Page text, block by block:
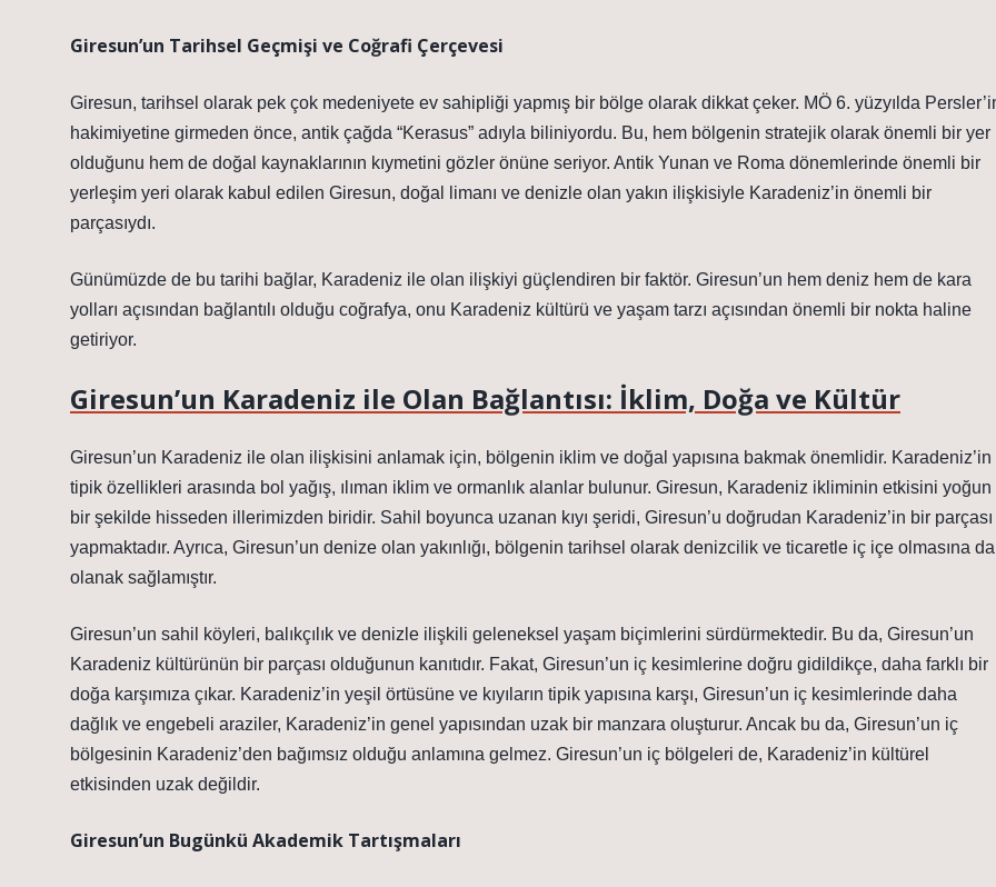
Giresun’un Tarihsel Geçmişi ve Coğrafi Çerçevesi
Giresun, tarihsel olarak pek çok medeniyete ev sahipliği yapmış bir bölge olarak dikkat çeker. MÖ 6. yüzyılda
hakimiyetine girmeden önce, antik çağda “Kerasus” adıyla biliniyordu. Bu, hem bölgenin stratejik olarak önemli bir yer
olduğunu hem de doğal kaynaklarının kıymetini gözler önüne seriyor. Antik Yunan ve Roma dönemlerinde önemli bir
yerleşim yeri olarak kabul edilen Giresun, doğal limanı ve denizle olan yakın ilişkisiyle Karadeniz’in önemli bir
parçasıydı.
Günümüzde de bu tarihi bağlar, Karadeniz ile olan ilişkiyi güçlendiren bir faktör. Giresun’un hem deniz hem de kara
yolları açısından bağlantılı olduğu coğrafya, onu Karadeniz kültürü ve yaşam tarzı açısından önemli bir nokta haline
getiriyor.
Giresun’un Karadeniz ile Olan Bağlantısı: İklim, Doğa ve Kültür
Giresun’un Karadeniz ile olan ilişkisini anlamak için, bölgenin iklim ve doğal yapısına bakmak önemlidir. Karadeniz’in
tipik özellikleri arasında bol yağış, ılıman iklim ve ormanlık alanlar bulunur. Giresun, Karadeniz ikliminin etkisini yoğun
bir şekilde hisseden illerimizden biridir. Sahil boyunca uzanan kıyı şeridi, Giresun’u doğrudan Karadeniz’in bir parçası
yapmaktadır. Ayrıca, Giresun’un denize olan yakınlığı, bölgenin tarihsel olarak denizcilik ve ticaretle iç içe olmasına da
olanak sağlamıştır.
Giresun’un sahil köyleri, balıkçılık ve denizle ilişkili geleneksel yaşam biçimlerini sürdürmektedir. Bu da, Giresun’un
Karadeniz kültürünün bir parçası olduğunun kanıtıdır. Fakat, Giresun’un iç kesimlerine doğru gidildikçe, daha farklı bir
doğa karşımıza çıkar. Karadeniz’in yeşil örtüsüne ve kıyıların tipik yapısına karşı, Giresun’un iç kesimlerinde daha
dağlık ve engebeli araziler, Karadeniz’in genel yapısından uzak bir manzara oluşturur. Ancak bu da, Giresun’un iç
bölgesinin Karadeniz’den bağımsız olduğu anlamına gelmez. Giresun’un iç bölgeleri de, Karadeniz’in kültürel
etkisinden uzak değildir.
Giresun’un Bugünkü Akademik Tartışmaları